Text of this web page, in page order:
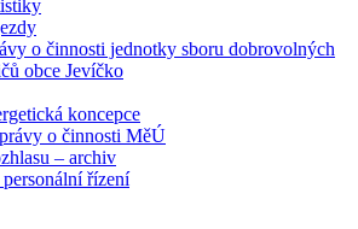
o činnosti jednotky sboru dobrovolných
obce Jevíčko
koncepce
o činnosti MěÚ
– archiv
řízení